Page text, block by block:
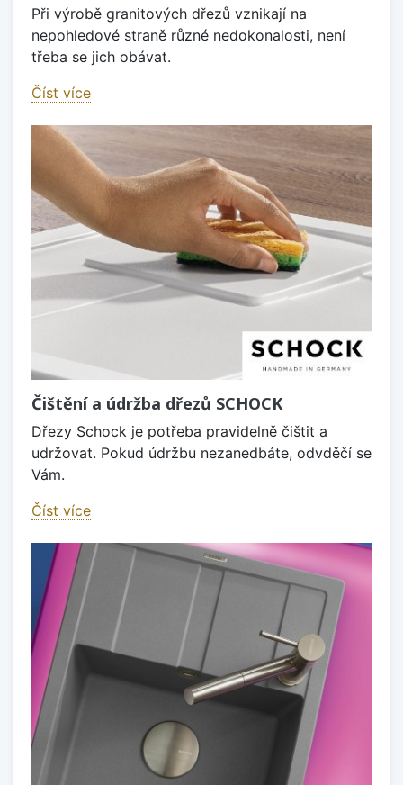
Při výrobě granitových dřezů vznikají na
nepohledové straně různé nedokonalosti, není
třeba se jich obávat.
Číst více
Čištění a údržba dřezů SCHOCK
Dřezy Schock je potřeba pravidelně čištit a
udržovat. Pokud údržbu nezanedbáte, odvděčí se
Vám.
Číst více